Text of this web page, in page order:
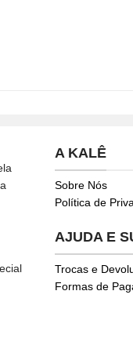
A KALÊ
Sobre Nós
Política de
AJUDA E
Trocas e
Formas de